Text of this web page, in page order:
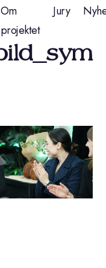
Om
projektet
Jury